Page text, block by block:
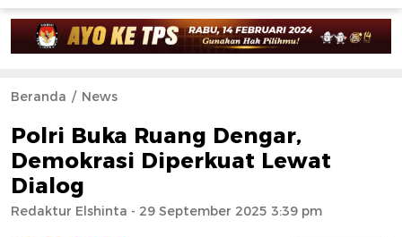
Beranda News
Polri Buka Ruang Dengar,
Demokrasi Diperkuat Lewat
Dialog
Redaktur Elshinta - 29 September 2025 3:39 pm